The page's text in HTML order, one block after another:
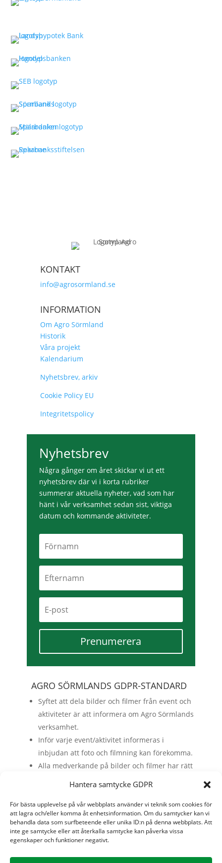
Hantera samtycke GDPR
För bästa upplevelse på vår webbplats använder vi teknik som cookies för
att lagra och/eller komma åt enhetsinformation. Om du ​​samtycker kan vi
behandla data som surfbeteende eller unika ID:n på denna webbplats. Att
inte ge samtycke eller att återkalla samtycke kan påverka vissa
egenskaper och funktioner negativt.
KONTAKT
info@agrosormland.se
INFORMATION
Om Agro Sörmland
Historik
Våra projekt
Kalendarium
Nyhetsbrev, arkiv
Cookie Policy EU
Integritetspolicy
Nyhetsbrev
Några gånger om året skickar vi ut ett
nyhetsbrev där vi i korta rubriker
summerar aktuella nyheter, vad som har
hänt i vår verksamhet sedan sist, viktiga
datum och kommande aktiviteter.
Prenumerera
AGRO SÖRMLANDS GDPR-STANDARD
Syftet att dela bilder och filmer från event och
aktiviteter är att informera om Agro Sörmlands
verksamhet.
Inför varje event/aktivitet informeras i
inbjudan att foto och filmning kan förekomma.
Alla medverkande på bilder och filmer har rätt
Till grund för denna standard ligger
information frånIMY
(Integritetskyddsmyndigheten).